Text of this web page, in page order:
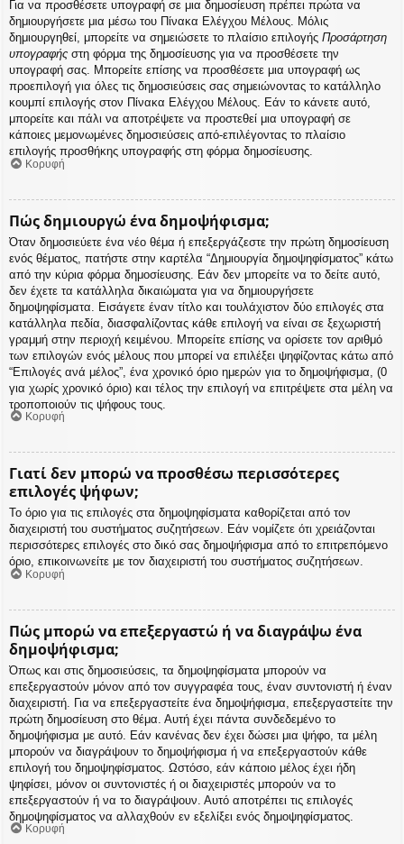
Για να προσθέσετε υπογραφή σε μια δημοσίευση πρέπει πρώτα να
δημιουργήσετε μια μέσω του Πίνακα Ελέγχου Μέλους. Μόλις
δημιουργηθεί, μπορείτε να σημειώσετε το πλαίσιο επιλογής Προσάρτηση
υπογραφής στη φόρμα της δημοσίευσης για να προσθέσετε την
υπογραφή σας. Μπορείτε επίσης να προσθέσετε μια υπογραφή ως
προεπιλογή για όλες τις δημοσιεύσεις σας σημειώνοντας το κατάλληλο
κουμπί επιλογής στον Πίνακα Ελέγχου Μέλους. Εάν το κάνετε αυτό,
μπορείτε και πάλι να αποτρέψετε να προστεθεί μια υπογραφή σε
κάποιες μεμονωμένες δημοσιεύσεις από-επιλέγοντας το πλαίσιο
επιλογής προσθήκης υπογραφής στη φόρμα δημοσίευσης.
Κορυφή
Πώς δημιουργώ ένα δημοψήφισμα;
Όταν δημοσιεύετε ένα νέο θέμα ή επεξεργάζεστε την πρώτη δημοσίευση
ενός θέματος, πατήστε στην καρτέλα “Δημιουργία δημοψηφίσματος” κάτω
από την κύρια φόρμα δημοσίευσης. Εάν δεν μπορείτε να το δείτε αυτό,
δεν έχετε τα κατάλληλα δικαιώματα για να δημιουργήσετε
δημοψηφίσματα. Εισάγετε έναν τίτλο και τουλάχιστον δύο επιλογές στα
κατάλληλα πεδία, διασφαλίζοντας κάθε επιλογή να είναι σε ξεχωριστή
γραμμή στην περιοχή κειμένου. Μπορείτε επίσης να ορίσετε τον αριθμό
των επιλογών ενός μέλους που μπορεί να επιλέξει ψηφίζοντας κάτω από
“Επιλογές ανά μέλος”, ένα χρονικό όριο ημερών για το δημοψήφισμα, (0
για χωρίς χρονικό όριο) και τέλος την επιλογή να επιτρέψετε στα μέλη να
τροποποιούν τις ψήφους τους.
Κορυφή
Γιατί δεν μπορώ να προσθέσω περισσότερες
επιλογές ψήφων;
Το όριο για τις επιλογές στα δημοψηφίσματα καθορίζεται από τον
διαχειριστή του συστήματος συζητήσεων. Εάν νομίζετε ότι χρειάζονται
περισσότερες επιλογές στο δικό σας δημοψήφισμα από το επιτρεπόμενο
όριο, επικοινωνείτε με τον διαχειριστή του συστήματος συζητήσεων.
Κορυφή
Πώς μπορώ να επεξεργαστώ ή να διαγράψω ένα
δημοψήφισμα;
Όπως και στις δημοσιεύσεις, τα δημοψηφίσματα μπορούν να
επεξεργαστούν μόνον από τον συγγραφέα τους, έναν συντονιστή ή έναν
διαχειριστή. Για να επεξεργαστείτε ένα δημοψήφισμα, επεξεργαστείτε την
πρώτη δημοσίευση στο θέμα. Αυτή έχει πάντα συνδεδεμένο το
δημοψήφισμα με αυτό. Εάν κανένας δεν έχει δώσει μια ψήφο, τα μέλη
μπορούν να διαγράψουν το δημοψήφισμα ή να επεξεργαστούν κάθε
επιλογή του δημοψηφίσματος. Ωστόσο, εάν κάποιο μέλος έχει ήδη
ψηφίσει, μόνον οι συντονιστές ή οι διαχειριστές μπορούν να το
επεξεργαστούν ή να το διαγράψουν. Αυτό αποτρέπει τις επιλογές
δημοψηφίσματος να αλλαχθούν εν εξελίξει ενός δημοψηφίσματος.
Κορυφή